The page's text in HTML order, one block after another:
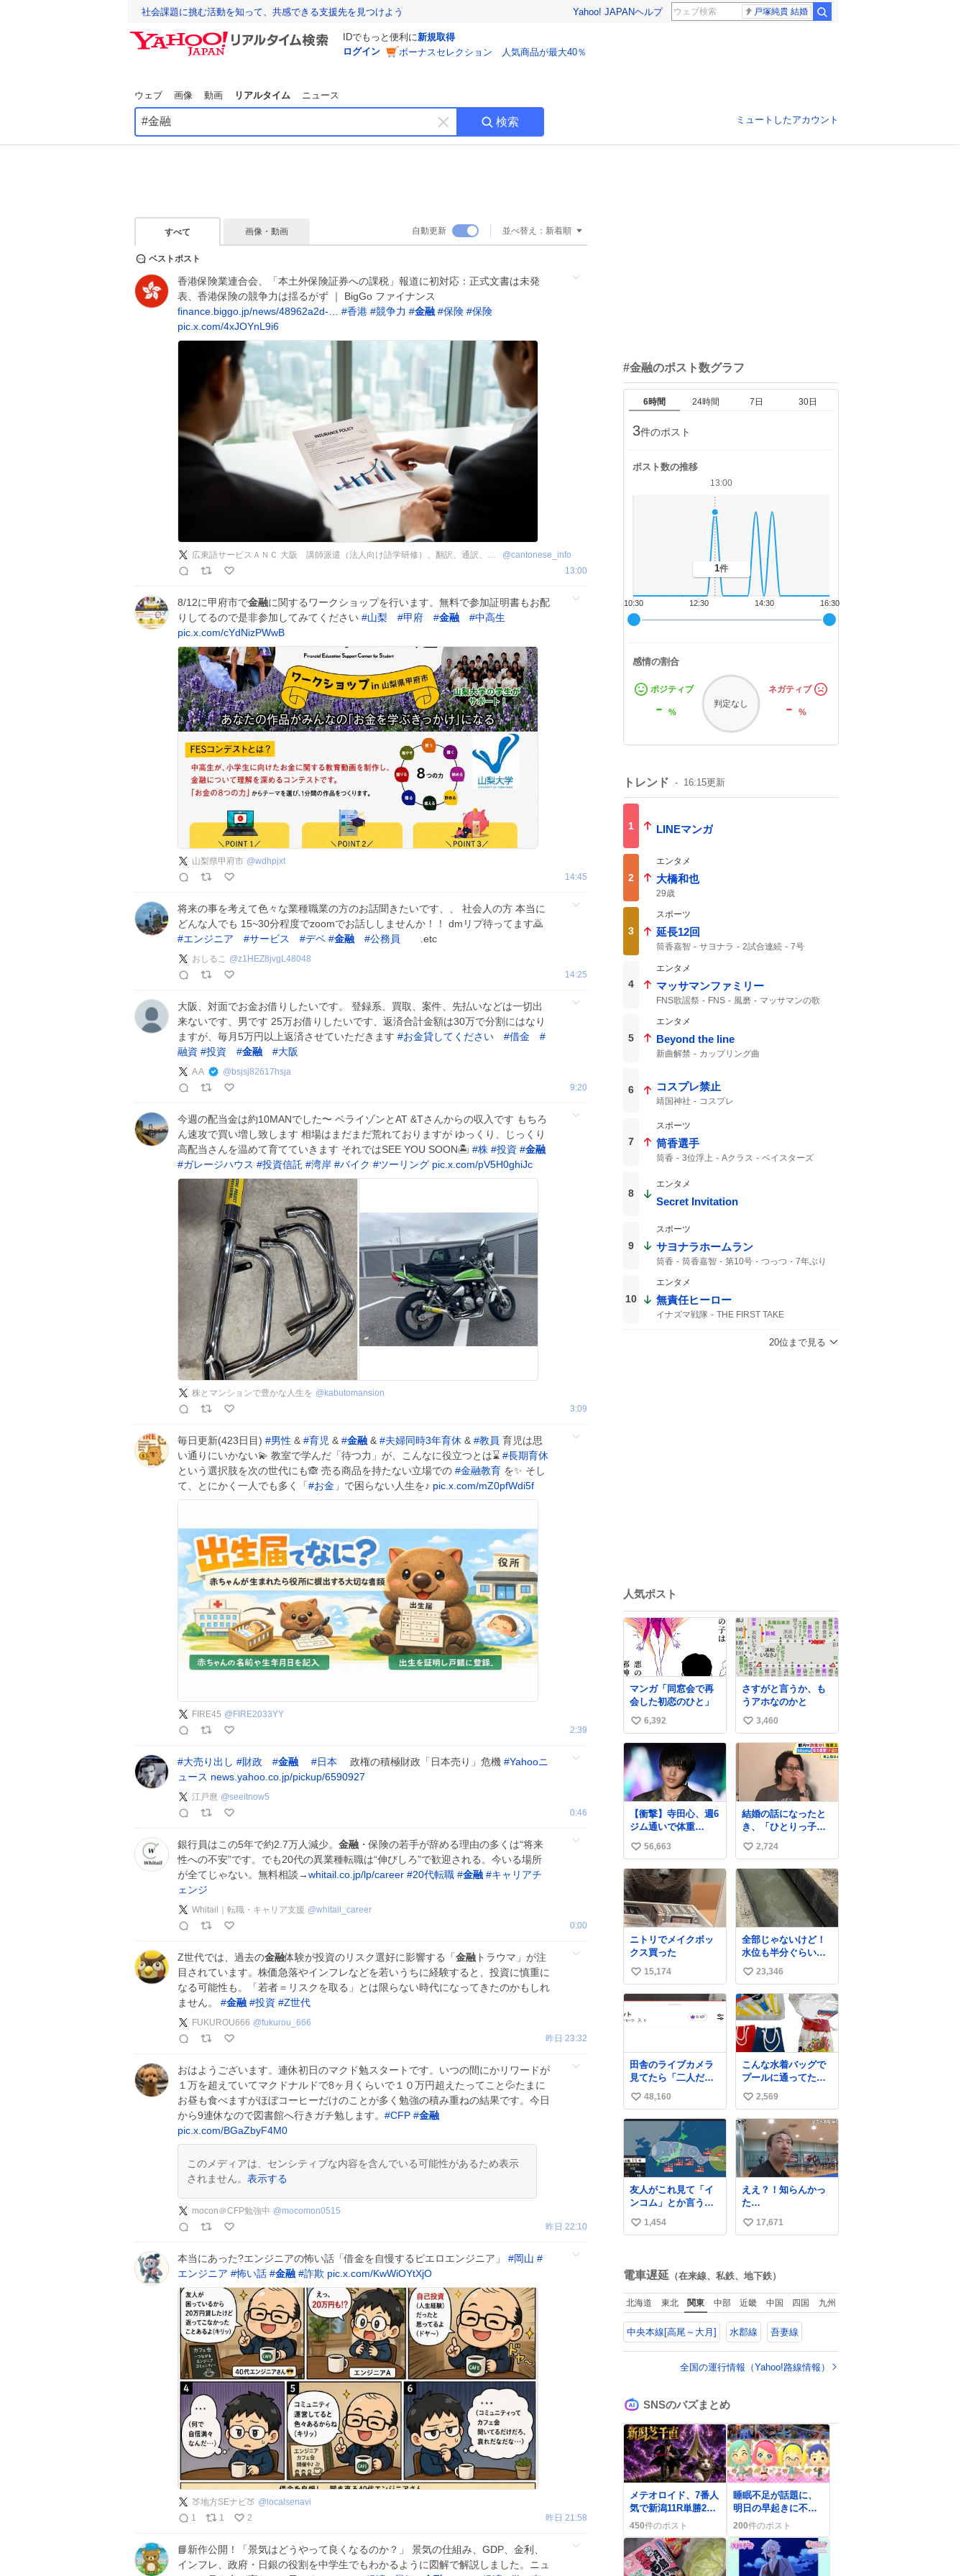
社会課題に挑む活動を知って、共感できる支援先を見つけよう Yahoo! JAPANヘルプ 戸塚純貴 結婚
IDでもっと便利に新規取得
ログイン
ボーナスセレクション 人気商品が最大40％
ウェブ 画像 動画 リアルタイム ニュース
キ
ー
す
検索 ミュートしたアカウント
すべて 画像・動画 自動更新 並べ替え： 新着順
ベストポスト
香港保険業連合会、「本土外保険証券への課税」報道に初対応：正式文書は未発
表、香港保険の競争力は揺るがず ｜ BigGo ファイナンス
finance.biggo.jp/news/48962a2d-…
#香港 #競争力 #金融 #保険 #保険
pic.x.com/4xJOYnL9i6
広東語サービスＡＮＣ 大阪 講師派遣（法人向け語学研修）、翻訳、通訳、オンラインレッスンなど @cantonese_info
13:00
8/12に甲府市で金融に関するワークショップを行います。無料で参加証明書もお配
りしてるので是非参加してみてください #山梨 #甲府 #金融 #中高生
pic.x.com/cYdNizPWwB
山梨県甲府市 @wdhpjxt
14:45
将来の事を考えて色々な業種職業の方のお話聞きたいです、、 社会人の方 本当に
どんな人でも 15~30分程度でzoomでお話ししませんか！！ dmリプ待ってます🙇
#エンジニア #サービス #デベ #金融 #公務員 .etc
おしるこ @z1HEZ8jvgL48048
14:25
大阪、対面でお金お借りしたいです。 登録系、買取、案件、先払いなどは一切出
来ないです、男です 25万お借りしたいです、返済合計金額は30万で分割にはなり
ますが、毎月5万円以上返済させていただきます #お金貸してください #借金
#
融資 #投資 #金融 #大阪
A A @ bsjsj82617hsja
9:20
今週の配当金は約10MANでした〜 ベライゾンとAT &Tさんからの収入です もちろ
ん速攻で買い増し致します 相場はまだまだ荒れておりますが ゆっくり、じっくり
高配当さんを温めて育てていきます それではSEE YOU SOON🏝️ #株 #投資 #金融
#ガレージハウス #投資信託 #湾岸 #バイク #ツーリング pic.x.com/pV5H0ghiJc
株とマンションで豊かな人生を @ kabutomansion
3:09
毎日更新(423日目) #男性 & #育児 & #金融 & #夫婦同時3年育休 & #教員 育児は思
い通りにいかない💫 教室で学んだ「待つ力」が、こんなに役立つとは⌛️ #長期育休
という選択肢を次の世代にも🙈 売る商品を持たない立場での #金融教育 を✨ そし
て、とにかく一人でも多く「 #お金 」で困らない人生を♪ pic.x.com/mZ0pfWdi5f
FIRE45 @ FIRE2033YY
2:39
#大売り出し #財政 #金融 #日本 政権の積極財政「日本売り」危機 #Yahooニ
ュース news.yahoo.co.jp/pickup/6590927
江戸麿 @seeitnow5
0:46
銀行員はこの5年で約2.7万人減少。 金融 ・保険の若手が辞める理由の多くは“将来
性への不安”です。でも20代の異業種転職は“伸びしろ”で歓迎される。今いる場所
が全てじゃない。無料相談→whitail.co.jp/lp/career #20代転職 #金融 #キャリアチ
ェンジ
Whitail｜転職・キャリア支援 @whitail_career
0:00
Z世代では、過去の金融体験が投資のリスク選好に影響する「 金融 トラウマ」が注
目されています。株価急落やインフレなどを若いうちに経験すると、投資に慎重に
なる可能性も。「若者＝リスクを取る」とは限らない時代になってきたのかもしれ
ません。 #金融 #投資 #Z世代
FUKUROU666 @fukurou_666
昨日 23:32
おはようございます。連休初日のマクド勉スタートです。いつの間にかリワードが
１万を超えていてマクドナルドで8ヶ月くらいで１０万円超えたってこと💦たまに
お昼も食べますがほぼコーヒーだけのことが多く勉強の積み重ねの結果です。今日
から9連休なので図書館へ行きガチ勉します。 #CFP #金融
pic.x.com/BGaZbyF4M0
このメディアは、センシティブな内容を含んでいる可能性があるため表示
されません。 表示する
mocon＠CFP勉強中 @mocomon0515
昨日 22:10
本当にあった?エンジニアの怖い話「借金を自慢するピエロエンジニア」 #岡山 #
エンジニア #怖い話 #金融 #詐欺 pic.x.com/KwWiOYtXjO
🍑地方SEナビ🍑 @ localsenavi
1
1 2 昨日 21:58
📘新作公開！「景気はどうやって良くなるのか？」 景気の仕組み、GDP、金利、
インフレ、政府・日銀の役割を中学生でもわかるように図解で解説しました。ニュ
#金融のポスト数グラフ
6時間 24時間 7日 30日
3件のポスト
ポスト数の推移
16:30
14:30
12:30
10:30
13:00
1件
感情の割合
ポジティブ
- %
判定なし
ネガティブ
-%
トレンド 16:15更新
1 LINEマンガ
2
エンタメ
大橋和也
29歳
3
スポーツ
延長12回
筒香嘉智 サヨナラ 2試合連続
7号
4
エンタメ
マッサマンファミリー
FNS歌謡祭 FNS 風磨
マッサマンの歌
5
エンタメ
Beyond the line
新曲解禁 カップリング曲
6 コスプレ禁止
靖国神社 コスプレ
7
スポーツ
筒香選手
筒香 3位浮上 Aクラス
ベイスターズ
8
エンタメ
Secret Invitation
9
スポーツ
サヨナラホームラン
筒香 筒香嘉智 第10号 つっつ 7年ぶり
10
エンタメ
無責任ヒーロー
イナズマ戦隊
THE FIRST TAKE
20位まで見る
人気ポスト
マンガ「同窓会で再
会した初恋のひと」
い
い
ね
6,392
さすがと言うか、も
うアホなのかと
い
い
3,460
【衝撃】寺田心、週6
ジム通いで体重
62kg→82kgに 110kg
のベンチプレス持ち
上げる姿披露
news.livedoor.com/
article/detail… 元々
自重のみだったが、
更に筋肉を大きくす
るためジム通いを開
始。筋肉増量のため
おにぎり10個、ゼリ
ー飲料3～4本、パス
タと毎日4千kcalオー
バーの食事を摂取
し、増量したとい
う。
い
い
ね
数
56,663
結婚の話になったと
き、「ひとりっ子だ
から僕が諦めた瞬間
に一族が潰える」
「死ぬとき1人とか
嫌」だから結婚願望
は"ある"って答えた
ものの、結局「（結
婚は）向いてねぇの
かもしれない」で締
める北山くん、きっ
といろいろ考えて言
葉を選んで、まるく
収めてくれたんだな
と思った
い
い
ね
数
2,724
ニトリでメイクボッ
クス買った
い
い
数
15,174
全部じゃないけど！
水位も半分ぐらいだ
けど！水が来はじめ
たよ！！！ 作業して
くれた方々ありがと
ーーー
ー！！！！！！！！
！！！！！！！！！
！！！！！！！！！
い
い
ね
数
23,346
田舎のライブカメラ
見てたら「二人だけ
の世界」を発見した
い
い
数
48,160
こんな水着バッグで
プールに通ってたア
ナタ、完全なる同世
代（笑） #70年代
#80年代 #昭和レト
ロ
い
い
ね
数
2,569
友人がこれ見て「イ
ンコム」とか言うか
ら、もうそれにしか
見えなくなっちゃっ
い
数
1,454
ええ？！知らんかっ
た…
い
数
17,671
電車遅延 （在来線、私鉄、地下鉄）
北海道 東北 関東 中部 近畿 中国 四国 九州
中央本線[高尾～大月] 水郡線 吾妻線
全国の運行情報（Yahoo!路線情報）
SNSのバズまとめ
メテオロイド、7番人
気で新潟11R単勝23.1
倍の快勝にファン歓
450件のポスト
睡眠不足が話題に、
明日の早起きに不安
のツイートが続出
「全然寝れない」
200件のポスト